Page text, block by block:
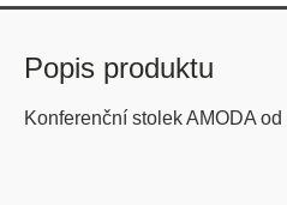
Popis produktu
Konferenční stolek AMODA od